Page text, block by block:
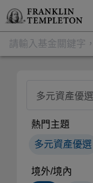
熱門主題
多元資產優選
境外/境內